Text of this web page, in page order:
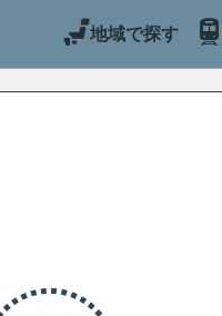
地域で探す